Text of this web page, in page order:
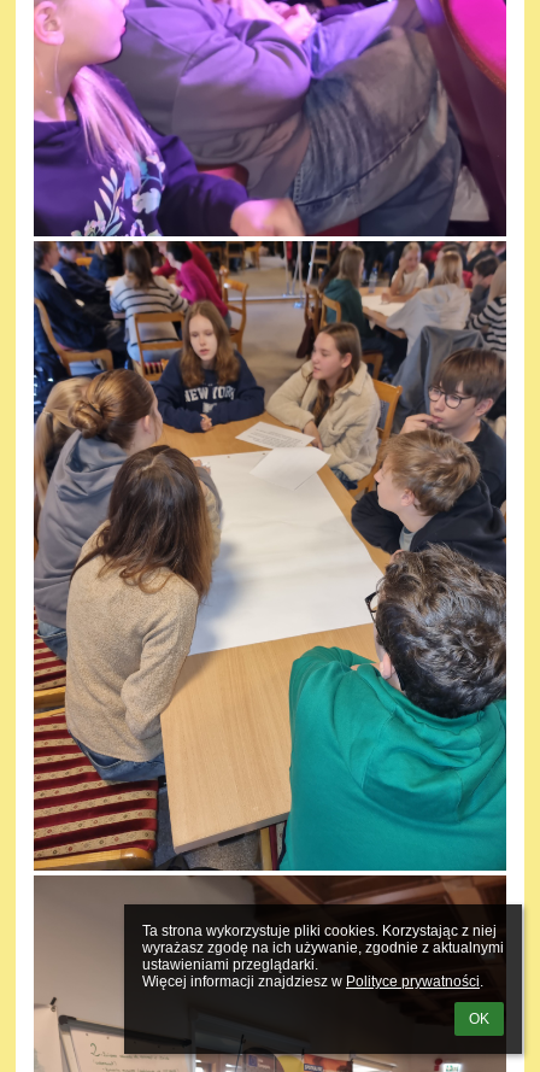
Ta strona wykorzystuje pliki cookies. Korzystając z niej
wyrażasz zgodę na ich używanie, zgodnie z aktualnymi
ustawieniami przeglądarki.
Więcej informacji znajdziesz w Polityce prywatności.
OK